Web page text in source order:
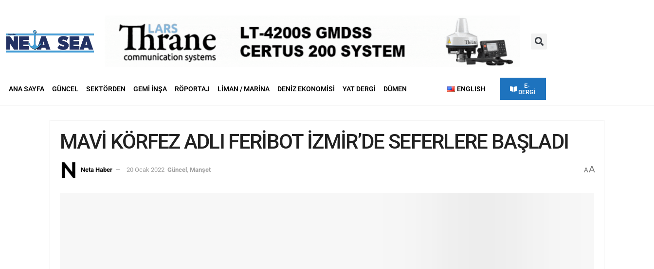
ANA SAYFA GÜNCEL SEKTÖRDEN GEMI İNŞA RÖPORTAJ LIMAN / MARINA DENIZ EKONOMISI YAT DERGI DÜMEN ENGLISH
E-
DERGİ
MAVİ KÖRFEZ ADLI FERİBOT İZMİR’DE SEFERLERE BAŞLADI
Neta Haber 20 Ocak 2022 Güncel Manşet AA